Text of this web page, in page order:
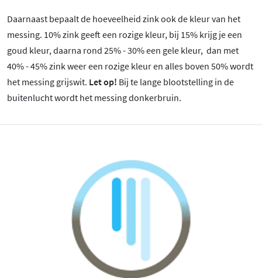
Daarnaast bepaalt de hoeveelheid zink ook de kleur van het
messing. 10% zink geeft een rozige kleur, bij 15% krijg je een
goud kleur, daarna rond 25% - 30% een gele kleur, dan met
40% - 45% zink weer een rozige kleur en alles boven 50% wordt
het messing grijswit. Let op! Bij te lange blootstelling in de
buitenlucht wordt het messing donkerbruin.